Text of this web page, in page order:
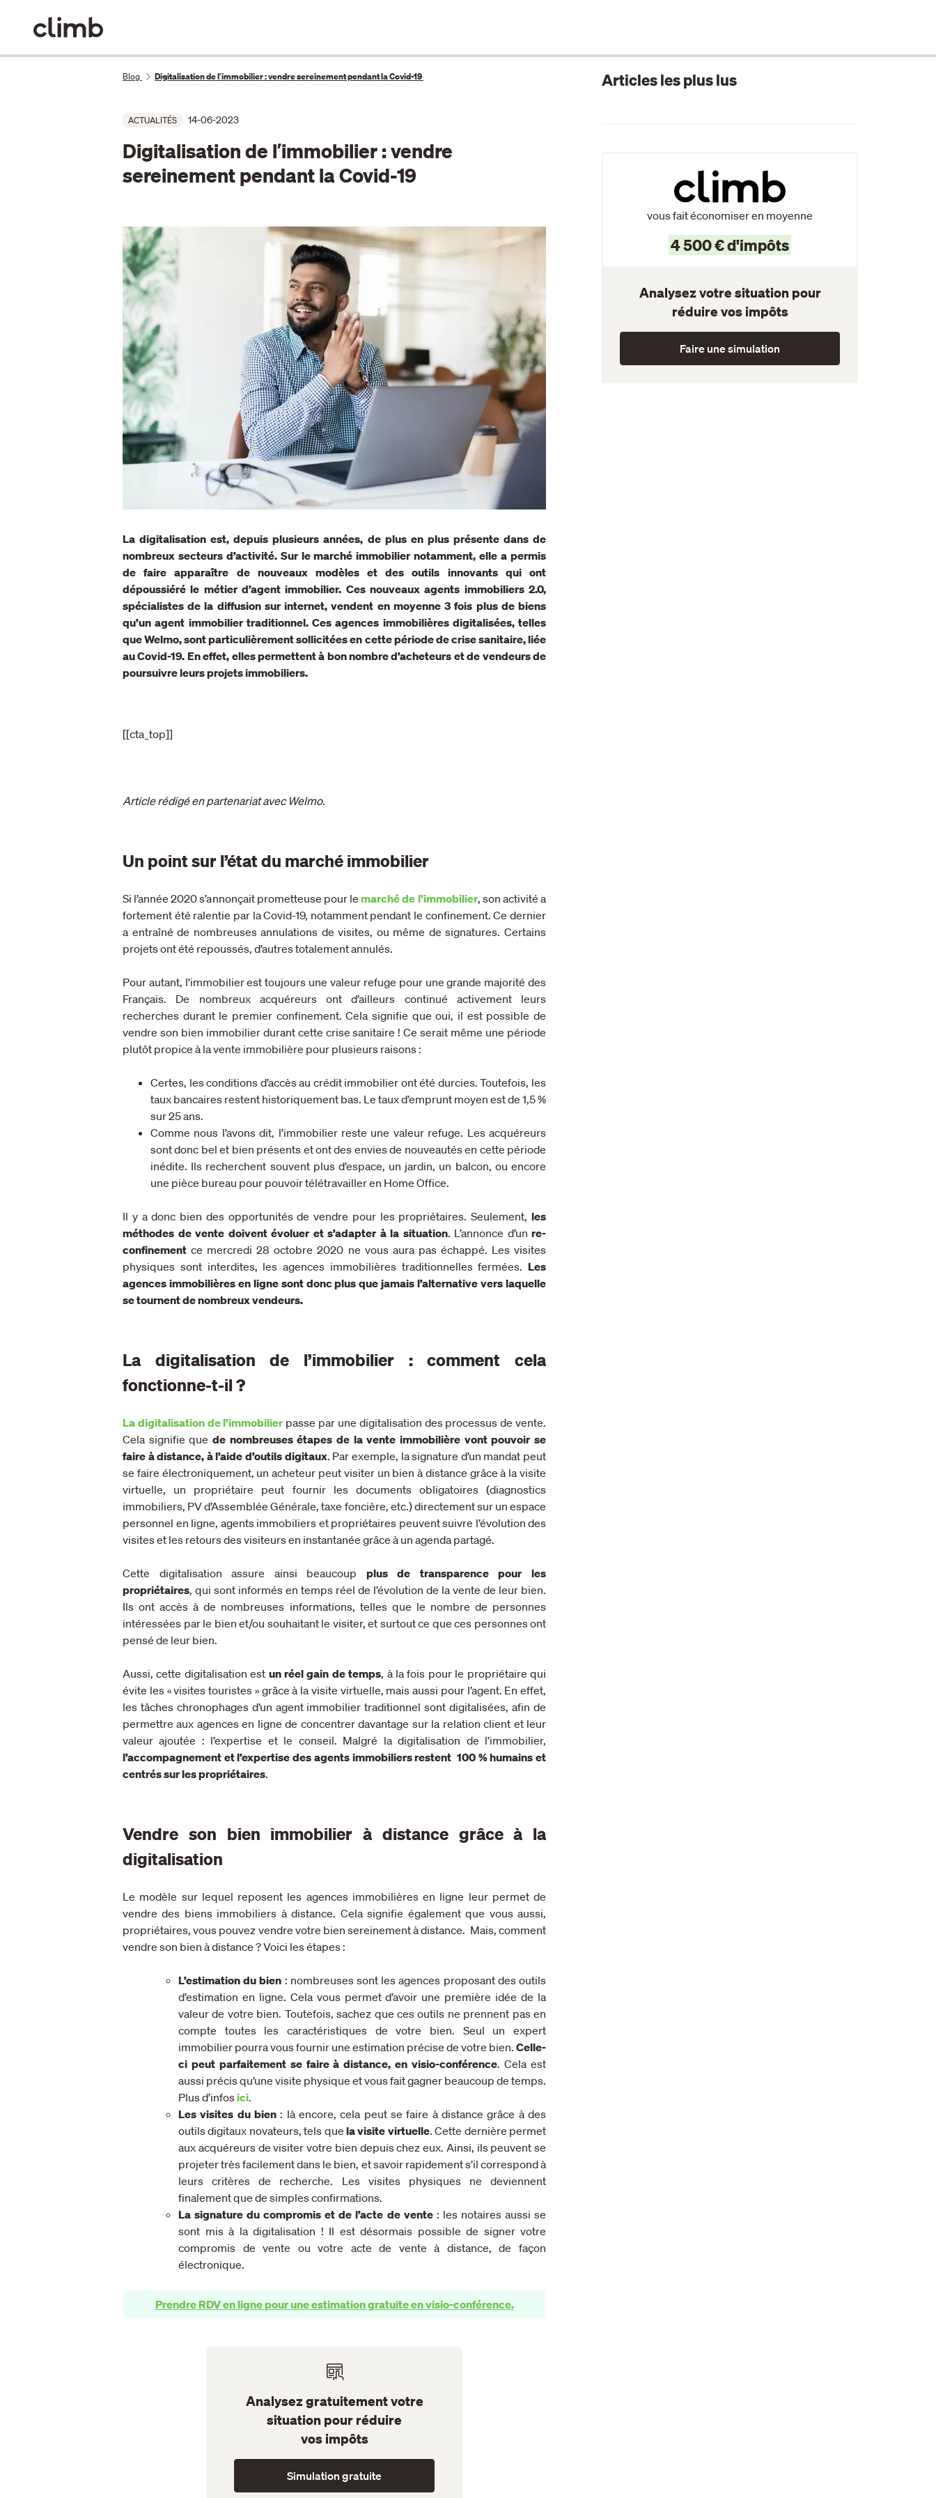
Blog Digitalisation de lʼimmobilier : vendre sereinement pendant la Covid-19
ACTUALITÉS 14-06-2023
Digitalisation de lʼimmobilier : vendre
sereinement pendant la Covid-19
La digitalisation est, depuis plusieurs années, de plus en plus présente dans de
nombreux secteurs d’activité. Sur le marché immobilier notamment, elle a permis
de faire apparaître de nouveaux modèles et des outils innovants qui ont
dépoussiéré le métier d’agent immobilier. Ces nouveaux agents immobiliers 2.0,
spécialistes de la diffusion sur internet, vendent en moyenne 3 fois plus de biens
qu’un agent immobilier traditionnel. Ces agences immobilières digitalisées, telles
que Welmo, sont particulièrement sollicitées en cette période de crise sanitaire, liée
au Covid-19. En effet, elles permettent à bon nombre d’acheteurs et de vendeurs de
poursuivre leurs projets immobiliers.
[[cta_top]]
Article rédigé en partenariat avec Welmo.
Un point sur l’état du marché immobilier
Si l’année 2020 s’annonçait prometteuse pour lemarché de l’immobilier, son activité a
fortement été ralentie par la Covid-19, notamment pendant le confinement. Ce dernier
a entraîné de nombreuses annulations de visites, ou même de signatures. Certains
projets ont été repoussés, d’autres totalement annulés.
Pour autant, l’immobilier est toujours une valeur refuge pour une grande majorité des
Français. De nombreux acquéreurs ont d’ailleurs continué activement leurs
recherches durant le premier confinement. Cela signifie que oui, il est possible de
vendre son bien immobilier durant cette crise sanitaire ! Ce serait même une période
plutôt propice à la vente immobilière pour plusieurs raisons :
Certes, les conditions d’accès au crédit immobilier ont été durcies. Toutefois, les
taux bancaires restent historiquement bas. Le taux d’emprunt moyen est de 1,5 %
sur 25 ans.
Comme nous l’avons dit, l’immobilier reste une valeur refuge. Les acquéreurs
sont donc bel et bien présents et ont des envies de nouveautés en cette période
inédite. Ils recherchent souvent plus d’espace, un jardin, un balcon, ou encore
une pièce bureau pour pouvoir télétravailler en Home Office.
Il y a donc bien des opportunités de vendre pour les propriétaires. Seulement, les
méthodes de vente doivent évoluer et s’adapter à la situation. L’annonce d’un re-
confinement ce mercredi 28 octobre 2020 ne vous aura pas échappé. Les visites
physiques sont interdites, les agences immobilières traditionnelles fermées. Les
agences immobilières en ligne sont donc plus que jamais l’alternative vers laquelle
se tournent de nombreux vendeurs.
La digitalisation de l’immobilier : comment cela
fonctionne-t-il ?
La digitalisation de l’immobilier passe par une digitalisation des processus de vente.
Cela signifie que de nombreuses étapes de la vente immobilière vont pouvoir se
faire à distance, à l’aide d’outils digitaux. Par exemple, la signature d’un mandat peut
se faire électroniquement, un acheteur peut visiter un bien à distance grâce à la visite
virtuelle, un propriétaire peut fournir les documents obligatoires (diagnostics
immobiliers, PV d’Assemblée Générale, taxe foncière, etc.) directement sur un espace
personnel en ligne, agents immobiliers et propriétaires peuvent suivre l’évolution des
visites et les retours des visiteurs en instantanée grâce à un agenda partagé.
Cette digitalisation assure ainsi beaucoup plus de transparence pour les
propriétaires, qui sont informés en temps réel de l’évolution de la vente de leur bien.
Ils ont accès à de nombreuses informations, telles que le nombre de personnes
intéressées par le bien et/ou souhaitant le visiter, et surtout ce que ces personnes ont
pensé de leur bien.
Aussi, cette digitalisation est un réel gain de temps, à la fois pour le propriétaire qui
évite les « visites touristes » grâce à la visite virtuelle, mais aussi pour l’agent. En effet,
les tâches chronophages d’un agent immobilier traditionnel sont digitalisées, afin de
permettre aux agences en ligne de concentrer davantage sur la relation client et leur
valeur ajoutée : l’expertise et le conseil. Malgré la digitalisation de l’immobilier,
l’accompagnement et l’expertise des agents immobiliers restent 100 % humains et
centrés sur les propriétaires.
Vendre son bien immobilier à distance grâce à la
digitalisation
Le modèle sur lequel reposent les agences immobilières en ligne leur permet de
vendre des biens immobiliers à distance. Cela signifie également que vous aussi,
propriétaires, vous pouvez vendre votre bien sereinement à distance. Mais, comment
vendre son bien à distance ? Voici les étapes :
L’estimation du bien : nombreuses sont les agences proposant des outils
d’estimation en ligne. Cela vous permet d’avoir une première idée de la
valeur de votre bien. Toutefois, sachez que ces outils ne prennent pas en
compte toutes les caractéristiques de votre bien. Seul un expert
immobilier pourra vous fournir une estimation précise de votre bien. Celle-
ci peut parfaitement se faire à distance, en visio-conférence. Cela est
aussi précis qu’une visite physique et vous fait gagner beaucoup de temps.
Plus d’infosici.
Les visites du bien : là encore, cela peut se faire à distance grâce à des
outils digitaux novateurs, tels que la visite virtuelle. Cette dernière permet
aux acquéreurs de visiter votre bien depuis chez eux. Ainsi, ils peuvent se
projeter très facilement dans le bien, et savoir rapidement s’il correspond à
leurs critères de recherche. Les visites physiques ne deviennent
finalement que de simples confirmations.
La signature du compromis et de l’acte de vente : les notaires aussi se
sont mis à la digitalisation ! Il est désormais possible de signer votre
compromis de vente ou votre acte de vente à distance, de façon
électronique.
Prendre RDV en ligne pour une estimation gratuite en visio-conférence.
Analysez gratuitement votre
situation pour réduire
vos impôts
Simulation gratuite
Articles les plus lus
vous fait économiser en moyenne
4 500 € d'impôts
Analysez votre situation pour
réduire vos impôts
Faire une simulation